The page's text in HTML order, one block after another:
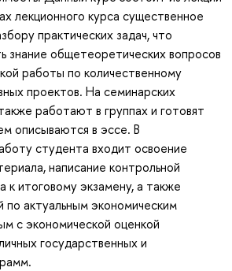
лекционного курса существенное
практических задач, что
знание общетеоретических вопросов
работы по количественному
проектов. На семинарских
работают в группах и готовят
описываются в эссе. В
студента входит освоение
написание контрольной
к итоговому экзамену, а также
по актуальным экономическим
с экономической оценкой
государственных и